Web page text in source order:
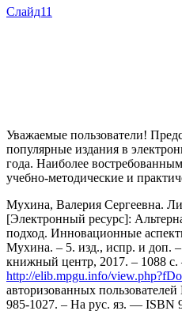
Слайд11
Уважаемые пользователи!
популярные издания в
года. Наиболее
учебно-методические и
Мухина, Валерия Сергеевна.
[Электронный ресурс]:
подход. Инновационные
Мухина. – 5. изд., испр. и доп.
книжный центр, 2017. – 1088 с.
http://elib.mpgu.info/
авторизованных
985-1027. – На рус. яз. — ISBN